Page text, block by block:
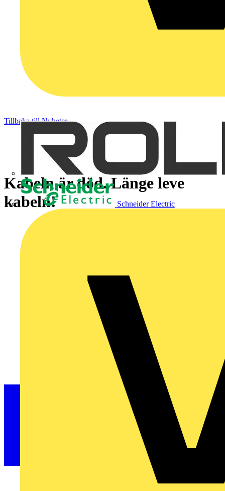
Schneider Electric
Tillbaka till Nyheter
Kabeln är död. Länge leve
kabeln!